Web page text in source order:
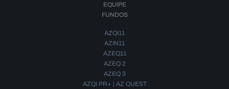
EQUIPE
FUNDOS
AZQI11
AZIN11
AZEQ11
AZEQ 2
AZEQ 3
AZQI PR+ | AZ QUEST